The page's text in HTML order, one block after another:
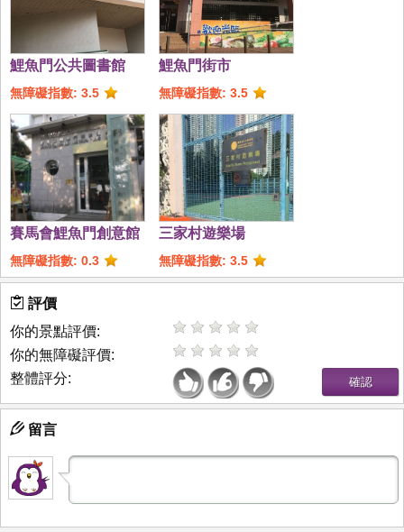
鯉魚門公共圖書館
無障礙指數: 3.5
鯉魚門街市
無障礙指數: 3.5
賽馬會鯉魚門創意館
無障礙指數: 0.3
三家村遊樂場
無障礙指數: 3.5
評價
你的景點評價:
你的無障礙評價:
整體評分:
留言